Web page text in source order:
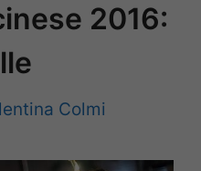
2016:
Colmi